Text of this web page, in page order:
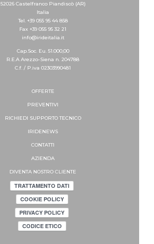
52026 Castelfranco Piandiscò (AR)
Italia
Tel. +39 055 95 44 858
Fax +39 055 95 32 21
info@irideitalia.it
Cap.Soc. Eu. 51.000,00
R.E.A Arezzo-Siena n. 204788
C.f. / P.iva 02303990481
OFFERTE
PREVENTIVI
RICHIEDI SUPPORTOTECNICO
IRIDENEWS
CONTATTI
AZIENDA
DIVENTA NOSTRO CLIENTE